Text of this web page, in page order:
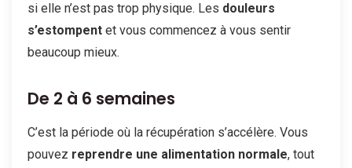
si elle n’est pas trop physique. Les douleurs
s’estompent et vous commencez à vous sentir
beaucoup mieux.
De 2 à 6 semaines
C’est la période où la récupération s’accélère. Vous
pouvez reprendre une alimentation normale, tout